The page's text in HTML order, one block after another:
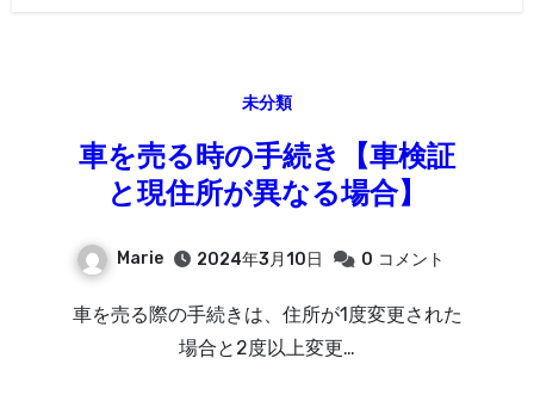
未分類
車を売る時の手続き【車検証
と現住所が異なる場合】
Marie 2024年3月10日 0 コメント
車を売る際の手続きは、住所が1度変更された
場合と2度以上変更…